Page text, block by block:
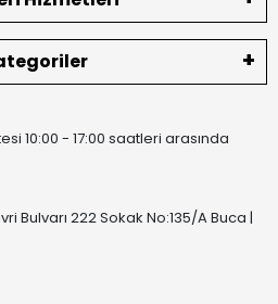
10:00 - 17:00 saatleri arasında
Bulvarı 222 Sokak No:135/A Buca |